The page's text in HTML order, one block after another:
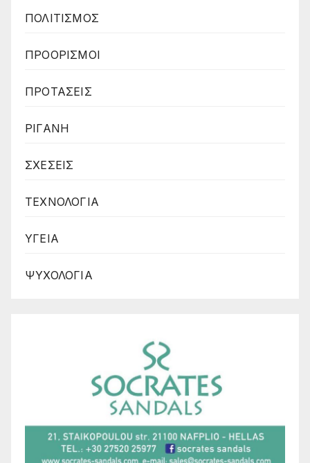
ΠΟΛΙΤΙΣΜΟΣ
ΠΡΟΟΡΙΣΜΟΙ
ΠΡΟΤΑΣΕΙΣ
ΡΙΓΑΝΗ
ΣΧΕΣΕΙΣ
ΤΕΧΝΟΛΟΓΙΑ
ΥΓΕΙΑ
ΨΥΧΟΛΟΓΙΑ